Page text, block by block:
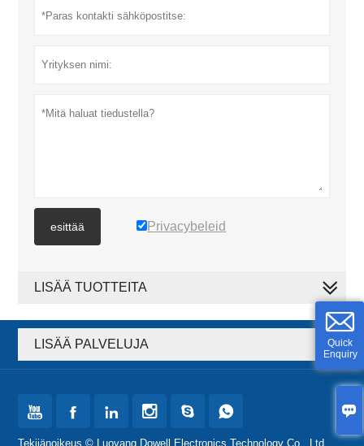

Quick
Enquiry
esittää Privacybeleid
LISÄÄ TUOTTEITA
LISÄÄ PALVELUJA
     
Tekijänoikeus © Luoyang Dowell Electronics Technology Co., Ltd